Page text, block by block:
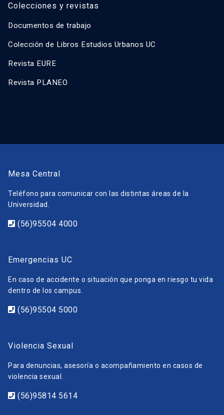
Colecciones y revistas
Documentos de trabajo
Colección de Libros Estudios Urbanos UC
Revista EURE
Revista PLANEO
Mesa Central
Teléfono para comunicar con las distintas áreas de la
Universidad.
(56)95504 4000
Emergencias UC
En caso de accidente o situación que ponga en riesgo tu vida
dentro de los campus.
(56)95504 5000
Violencia Sexual
Para denuncias, asesoría o acompañamiento en casos de
violencia sexual.
(56)95814 5614